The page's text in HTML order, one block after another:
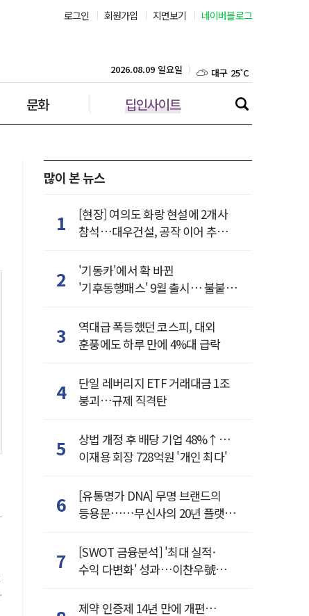
로그인 회원가입 지면보기 네이버블로그
문화 딥인사이트
2026.08.09 일요일 대구 25˚C
인천 25˚C
울산 26˚C
많이 본 뉴스
1
[현장] 여의도 화랑 현설에 2개사
참석…대우건설, 공작 이어 추가
2
'기동카'에서 확 바뀐
'기후동행패스' 9월 출시… 불붙은
3
역대급 폭등했던 코스피, 대외
훈풍에도 하루 만에 4%대 급락
4
단일 레버리지 ETF 거래대금 1조
붕괴…규제 직격탄
5
상법 개정 후 배당 기업 48%↑…
이재용 회장 728억원 '개인 최다'
6
[유통명가 DNA] 무명 브랜드의
등용문……무신사의 20년 플랫폼
7
[SWOT 금융분석] '최대 실적·
수익 다변화' 성과…이찬우號
제약 인증제 14년 만에 개편…